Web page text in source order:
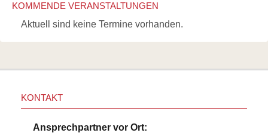
KOMMENDE VERANSTALTUNGEN
Aktuell sind keine Termine vorhanden.
KONTAKT
Ansprechpartner vor Ort: